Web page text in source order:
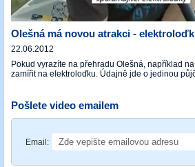
Olešná má novou atrakci -
22.06.2012
Pokud vyrazíte na přehradu Olešná, například
zamířit na elektroloďku. Údajně jde o jedinou
Pošlete video emailem
Email: